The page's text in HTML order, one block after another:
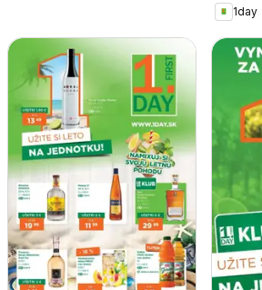
1day